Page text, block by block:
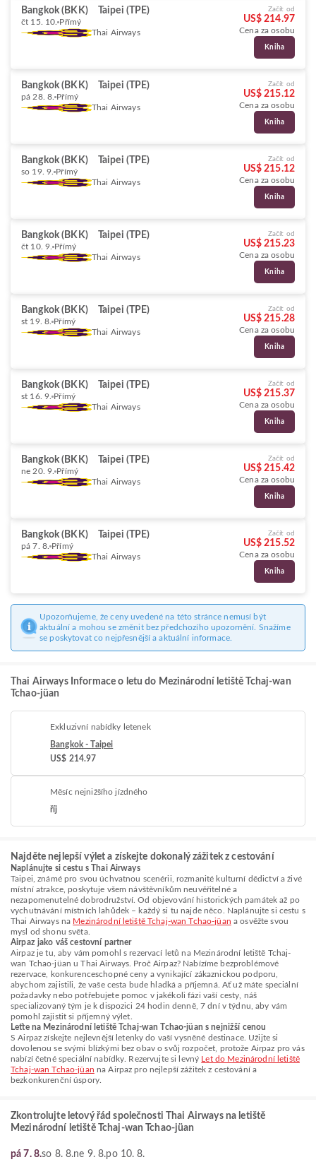
Bangkok (BKK) Taipei (TPE)
čt 15. 10. Přímý
Thai Airways
Začít od
US$ 214.97
Cena za osobu
Kniha
Bangkok (BKK) Taipei (TPE)
pá 28. 8. Přímý
Thai Airways
Začít od
US$ 215.12
Cena za osobu
Kniha
Bangkok (BKK) Taipei (TPE)
so 19. 9. Přímý
Thai Airways
Začít od
US$ 215.12
Cena za osobu
Kniha
Bangkok (BKK) Taipei (TPE)
čt 10. 9. Přímý
Thai Airways
Začít od
US$ 215.23
Cena za osobu
Kniha
Bangkok (BKK) Taipei (TPE)
st 19. 8. Přímý
Thai Airways
Začít od
US$ 215.28
Cena za osobu
Kniha
Bangkok (BKK) Taipei (TPE)
st 16. 9. Přímý
Thai Airways
Začít od
US$ 215.37
Cena za osobu
Kniha
Bangkok (BKK) Taipei (TPE)
ne 20. 9. Přímý
Thai Airways
Začít od
US$ 215.42
Cena za osobu
Kniha
Bangkok (BKK) Taipei (TPE)
pá 7. 8. Přímý
Thai Airways
Začít od
US$ 215.52
Cena za osobu
Kniha
Upozorňujeme, že ceny uvedené na této stránce nemusí být
aktuální a mohou se změnit bez předchozího upozornění. Snažíme
se poskytovat co nejpřesnější a aktuální informace.
Thai Airways Informace o letu do Mezinárodní letiště Tchaj-wan
Tchao-jüan
Exkluzivní nabídky letenek
Bangkok - Taipei
US$ 214.97
Měsíc nejnižšího jízdného
říj
Najděte nejlepší výlet a získejte dokonalý zážitek z cestování
Naplánujte si cestu s Thai Airways
Taipei, známé pro svou úchvatnou scenérii, rozmanité kulturní dědictví a živé
místní atrakce, poskytuje všem návštěvníkům neuvěřitelné a
nezapomenutelné dobrodružství. Od objevování historických památek až po
vychutnávání místních lahůdek – každý si tu najde něco. Naplánujte si cestu s
Thai Airways na Mezinárodní letiště Tchaj-wan Tchao-jüan a osvěžte svou
mysl od shonu světa.
Airpaz jako váš cestovní partner
Airpaz je tu, aby vám pomohl s rezervací letů na Mezinárodní letiště Tchaj-
wan Tchao-jüan u Thai Airways. Proč Airpaz? Nabízíme bezproblémové
rezervace, konkurenceschopné ceny a vynikající zákaznickou podporu,
abychom zajistili, že vaše cesta bude hladká a příjemná. Ať už máte speciální
požadavky nebo potřebujete pomoc v jakékoli fázi vaší cesty, náš
specializovaný tým je k dispozici 24 hodin denně, 7 dní v týdnu, aby vám
pomohl zajistit si příjemný výlet.
Leťte na Mezinárodní letiště Tchaj-wan Tchao-jüan s nejnižší cenou
S Airpaz získejte nejlevnější letenky do vaší vysněné destinace. Užijte si
dovolenou se svými blízkými bez obav o svůj rozpočet, protože Airpaz pro vás
nabízí četné speciální nabídky. Rezervujte si levný Let do Mezinárodní letiště
Tchaj-wan Tchao-jüan na Airpaz pro nejlepší zážitek z cestování a
bezkonkurenční úspory.
Zkontrolujte letový řád společnosti Thai Airways na letiště
Mezinárodní letiště Tchaj-wan Tchao-jüan
pá 7. 8.so 8. 8.ne 9. 8.po 10. 8.